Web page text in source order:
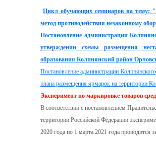
Цикл обучающих семинаров на тему:
метод противодействия незаконному
Постановление администрации
утверждении схемы размещения
образования Колпнянский район
Постановление администрации
плана размещения ярмарок на территории
Эксперимент по маркировке товаров
В соответствии с постановлением
территории Российской Федерации
2020 года по 1 марта 2021 года проводится